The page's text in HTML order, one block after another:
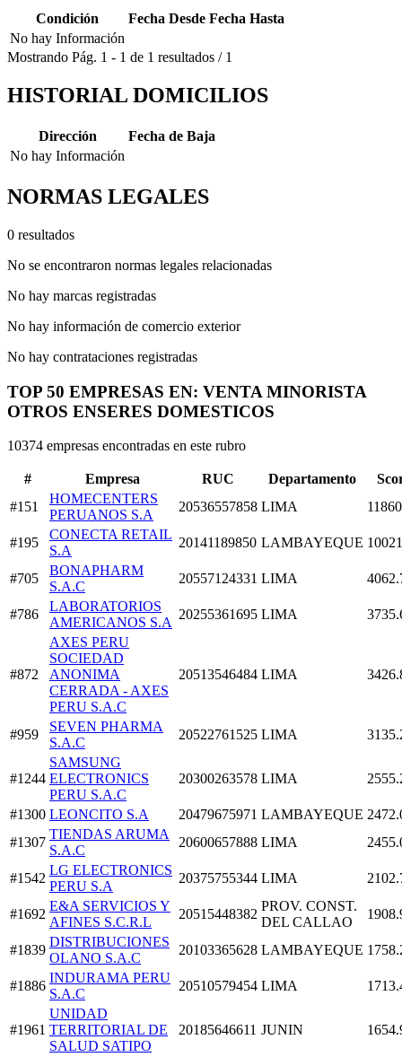
Condición Fecha Desde Fecha Hasta
No hay Información
Mostrando Pág. 1 - 1 de 1 resultados / 1
HISTORIAL DOMICILIOS
Dirección
Fecha de Baja
No hay Información
NORMAS LEGALES
0 resultados
No se encontraron normas legales relacionadas
No hay marcas registradas
No hay información de comercio exterior
No hay contrataciones registradas
TOP 50 EMPRESAS EN: VENTA MINORISTA
OTROS ENSERES DOMESTICOS
10374 empresas encontradas en este rubro
# Empresa RUC Departamento
#151
HOMECENTERS
PERUANOS S.A
20536557858 LIMA
#195
CONECTA RETAIL
S.A
20141189850 LAMBAYEQUE
#705
BONAPHARM
S.A.C
20557124331 LIMA
#786
LABORATORIOS
AMERICANOS S.A
20255361695 LIMA
#872
AXES PERU
SOCIEDAD
ANONIMA
CERRADA - AXES
PERU S.A.C
20513546484 LIMA
#959
SEVEN PHARMA
S.A.C
20522761525 LIMA
#1244
SAMSUNG
ELECTRONICS
PERU S.A.C
20300263578 LIMA
#1300 LEONCITO S.A 20479675971 LAMBAYEQUE
#1307
TIENDAS ARUMA
S.A.C
20600657888 LIMA
#1542
LG ELECTRONICS
PERU S.A
20375755344 LIMA
#1692
E&A SERVICIOS Y
AFINES S.C.R.L
20515448382
PROV. CONST.
DEL CALLAO
#1839
DISTRIBUCIONES
OLANO S.A.C
20103365628 LAMBAYEQUE
#1886
INDURAMA PERU
S.A.C
20510579454 LIMA
#1961
UNIDAD
TERRITORIAL DE
SALUD SATIPO
20185646611 JUNIN